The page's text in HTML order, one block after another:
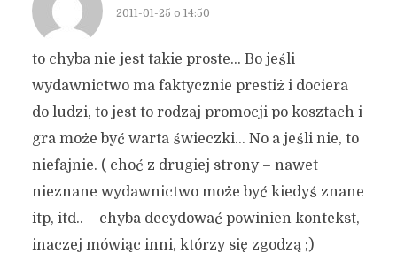
2011-01-25 o 14:50
to chyba nie jest takie proste… Bo jeśli
wydawnictwo ma faktycznie prestiż i dociera
do ludzi, to jest to rodzaj promocji po kosztach i
gra może być warta świeczki… No a jeśli nie, to
niefajnie. ( choć z drugiej strony – nawet
nieznane wydawnictwo może być kiedyś znane
itp, itd.. – chyba decydować powinien kontekst,
inaczej mówiąc inni, którzy się zgodzą ;)